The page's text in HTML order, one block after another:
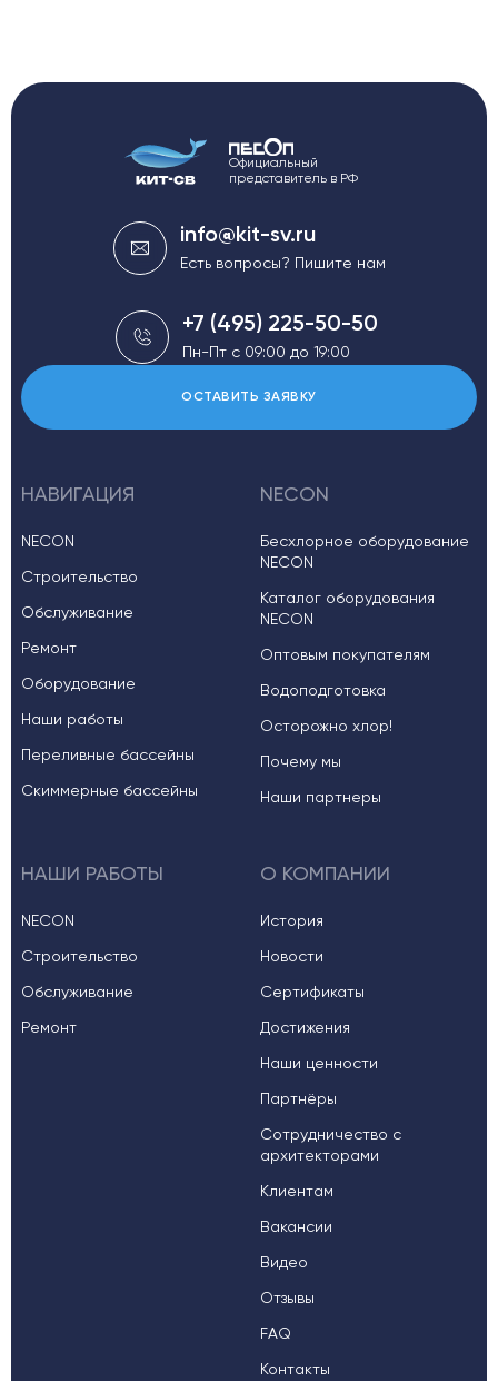
НАВИГАЦИЯ
NECON
Строительство
Обслуживание
Ремонт
Оборудование
Наши работы
Переливные бассейны
Скиммерные бассейны
NECON
Бесхлорное оборудование
NECON
Каталог оборудования
NECON
Оптовым покупателям
Водоподготовка
Осторожно хлор!
Почему мы
Наши партнеры
НАШИ РАБОТЫ
NECON
Строительство
Обслуживание
Ремонт
О КОМПАНИИ
История
Новости
Сертификаты
Достижения
Наши ценности
Партнёры
Сотрудничество с
архитекторами
Клиентам
Вакансии
Видео
Отзывы
FAQ
Контакты
Официальный
представитель в РФ
info@kit-sv.ru
Есть вопросы? Пишите нам
+7 (495) 225-50-50
Пн-Пт с 09:00 до 19:00
ОСТАВИТЬ ЗАЯВКУ